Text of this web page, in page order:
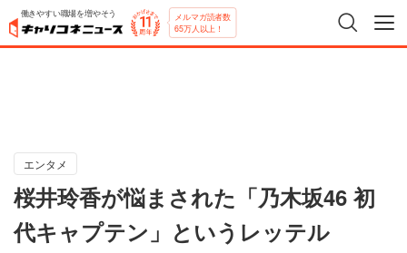
働きやすい職場を増やそう メルマガ読者数
65万人以上！
エンタメ
桜井玲香が悩まされた「乃木坂46 初
代キャプテン」というレッテル